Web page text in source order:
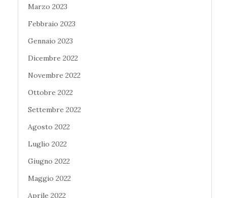
Marzo 2023
Febbraio 2023
Gennaio 2023
Dicembre 2022
Novembre 2022
Ottobre 2022
Settembre 2022
Agosto 2022
Luglio 2022
Giugno 2022
Maggio 2022
Aprile 2022